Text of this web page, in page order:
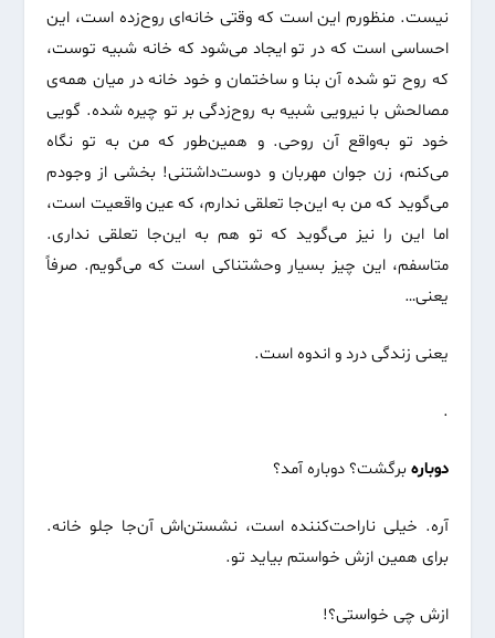
نیست. منظورم این است که وقتی خانه‌ای روح‌زده است، این
احساسی است که در تو ایجاد می‌شود که خانه شبیه توست،
که روح تو شده آن بنا و ساختمان و خود خانه در میان همه‌ی
مصالحش با نیرویی شبیه به روح‌زدگی بر تو چیره شده. گویی
خود تو به‌واقع آن روحی. و همین‌طور که من به تو نگاه
می‌کنم، زن جوان مهربان و دوست‌داشتنی! بخشی از وجودم
می‌گوید که من به این‌جا تعلقی ندارم، که عین واقعیت است،
اما این را نیز می‌گوید که تو هم به این‌جا تعلقی نداری.
متاسفم، این چیز بسیار وحشتناکی است که می‌گویم. صرفاً
یعنی…
یعنی زندگی درد و اندوه است.
.
دوبارهبرگشت؟ دوباره آمد؟
آره. خیلی ناراحت‌کننده است، نشستن‌اش آن‌جا جلو خانه.
برای همین ازش خواستم بیاید تو.
ازش چی خواستی؟!